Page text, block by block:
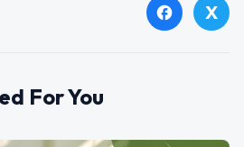
facebook X
For You